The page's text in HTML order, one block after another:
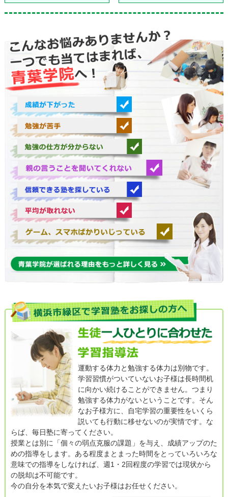
運動する体力と勉強する体力は別物です。
学習習慣がついていないお子様は長時間机
に向かい続けることができません。つまり
勉強する体力がないということです。そん
なお子様方に、自宅学習の重要性をいくら
説いても行動に移せないのが実情です。な
らば、毎日塾に寄ってください。
授業とは別に「個々の弱点克服の課題」を与え、成績アップのた
めの指導をします。ある程度まとまった時間をとっていろいろな
意味での指導をしなければ、週1・2回程度の学習では現状から
の脱却は不可能です。
今の自分を本気で変えたいお子様はお任せください。